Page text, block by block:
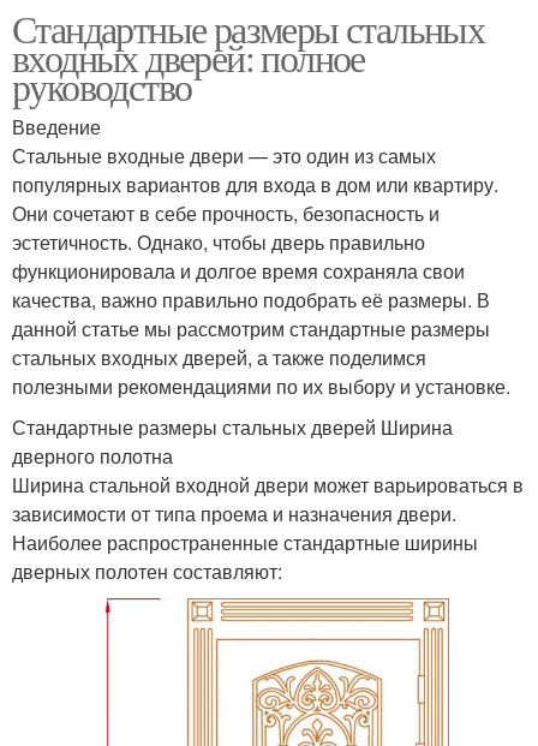
Стандартные размеры стальных
входных дверей: полное
руководство
Введение
Стальные входные двери — это один из самых
популярных вариантов для входа в дом или квартиру.
Они сочетают в себе прочность, безопасность и
эстетичность. Однако, чтобы дверь правильно
функционировала и долгое время сохраняла свои
качества, важно правильно подобрать её размеры. В
данной статье мы рассмотрим стандартные размеры
стальных входных дверей, а также поделимся
полезными рекомендациями по их выбору и установке.
Стандартные размеры стальных дверей Ширина
дверного полотна
Ширина стальной входной двери может варьироваться в
зависимости от типа проема и назначения двери.
Наиболее распространенные стандартные ширины
дверных полотен составляют: